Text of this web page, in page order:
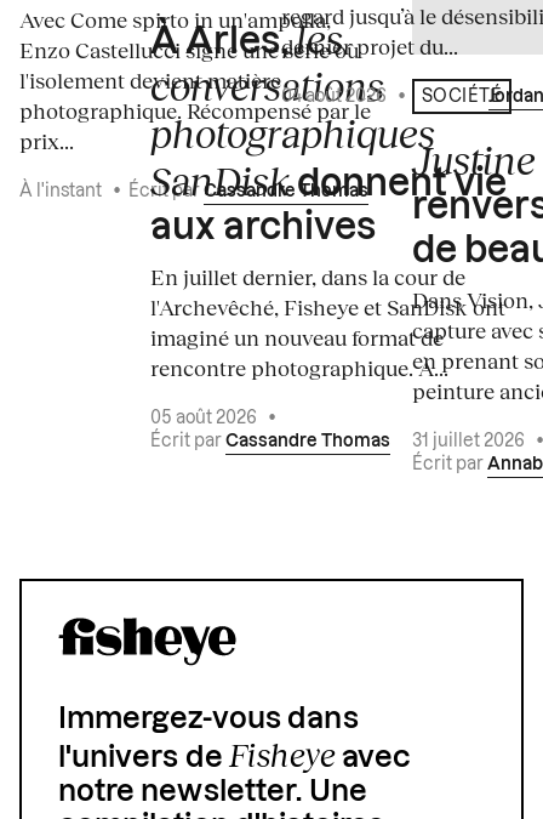
Avec Come spirto in un'ampolla,
Enzo Castellucci signe une série où
l'isolement devient matière
photographique. Récompensé par le
prix...
À l'instant • Écrit par Cassandre Thomas
À Arles,les
conversations
photographiques
SanDiskdonnent vie
aux archives
En juillet dernier, dans la cour de
l'Archevêché, Fisheye et SanDisk ont
imaginé un nouveau format de
rencontre photographique. À...
05 août 2026
•
Écrit par Cassandre Thomas
regard jusqu’à le
dernier projet du...
04 août 2026 • Écrit par
SOCIÉTÉ
de
Dans
capture avec
en prenant
peinture
31 juillet 2026
Écrit par
Immergez-vous dans
l'univers deFisheyeavec
notre newsletter. Une